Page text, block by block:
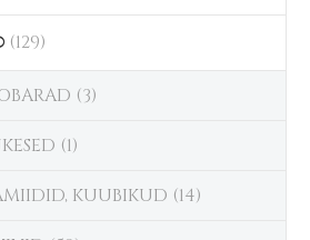
(129)
(3)
(1)
KUUBIKUD (14)